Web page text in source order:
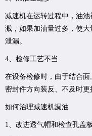
减速机在运转过程中，油
溅，如果加油量过多，使
泄漏。
4、检修工艺不当
在设备检修时，由于结合面
密封件方向装反、不及时更
如何治理减速机漏油
1、改进透气帽和检查孔盖板